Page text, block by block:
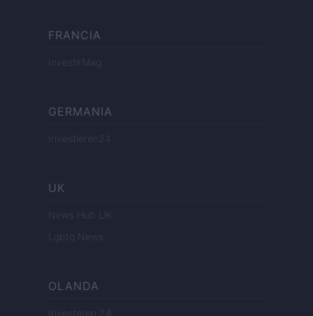
FRANCIA
InvestirMag
GERMANIA
Investieren24
UK
News Hub UK
Lgbtq News
OLANDA
Investeren 24